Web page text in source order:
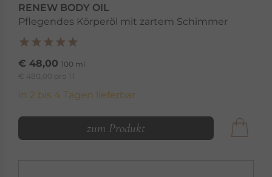
RENEW BODY OIL
Pflegendes Körperöl mit zartem Schimmer
€ 48,00 100 ml
€ 480,00 pro 1 l
in 2 bis 4 Tagen lieferbar
zum Produkt